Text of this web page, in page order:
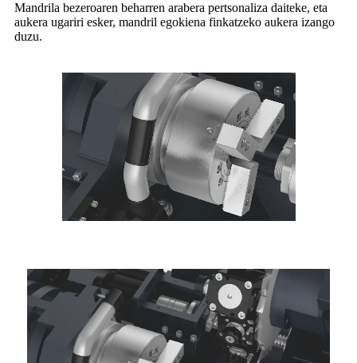
Mandrila bezeroaren beharren arabera pertsonaliza daiteke, eta
aukera ugariri esker, mandril egokiena finkatzeko aukera izango
duzu.